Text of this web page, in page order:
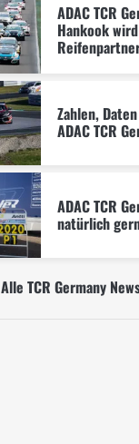
ADAC TCR
Hankook
Zahlen,
ADAC TCR
ADAC TCR
natürlich
Alle TCR Germany